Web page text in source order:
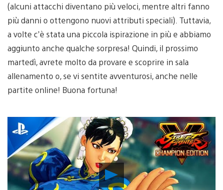
(alcuni attacchi diventano più veloci, mentre altri fanno
più danni o ottengono nuovi attributi speciali). Tuttavia,
a volte c’è stata una piccola ispirazione in più e abbiamo
aggiunto anche qualche sorpresa! Quindi, il prossimo
martedì, avrete molto da provare e scoprire in sala
allenamento o, se vi sentite avventurosi, anche nelle
partite online! Buona fortuna!
Riproduci
video